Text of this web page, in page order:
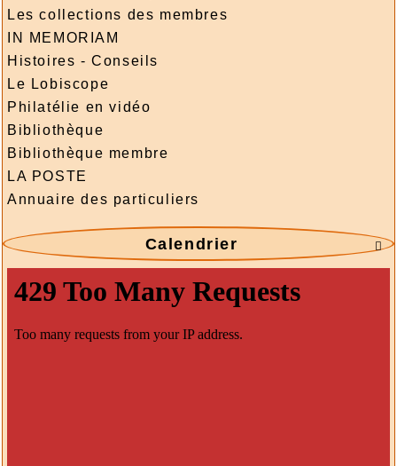
Les collections des membres
IN MEMORIAM
Histoires - Conseils
Le Lobiscope
Philatélie en vidéo
Bibliothèque
Bibliothèque membre
LA POSTE
Annuaire des particuliers

Calendrier